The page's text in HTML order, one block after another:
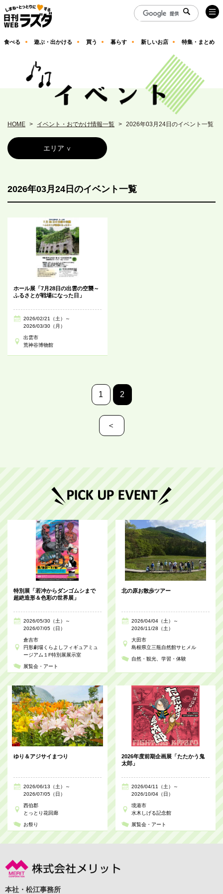
食べる 遊ぶ・出かける 買う 暮らす 新しいお店 特集・まとめ
HOME イベント・おでかけ情報一覧 2026年03月24日のイベント一覧
エリア
2026年03月24日のイベント一覧
ホール展「7月28日の出雲の空襲～
ふるさとが戦場になった日」
2026/02/21（土）～
2026/03/30（月）
出雲市
荒神谷博物館
1 2
＜
特別展「若冲からダンゴムシまで
超絶造形＆色彩の世界展」
2026/05/30（土）～
2026/07/05（日）
倉吉市
円形劇場くらよしフィギュアミュ
ージアム１F特別展展示室
展覧会・アート
北の原お散歩ツアー
2026/04/04（土）～
2026/11/28（土）
大田市
島根県立三瓶自然館サヒメル
自然・観光 学習・体験
ゆり＆アジサイまつり
2026/06/13（土）～
2026/07/05（日）
西伯郡
とっとり花回廊
お祭り
2026年度前期企画展「たたかう鬼
太郎」
2026/04/11（土）～
2026/10/04（日）
境港市
水木しげる記念館
展覧会・アート
本社・松江事務所